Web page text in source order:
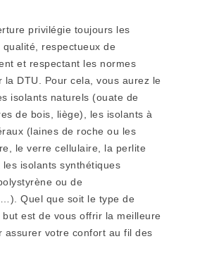
privilégie toujours les
qualité, respectueux de
et respectant les normes
la DTU. Pour cela, vous aurez le
isolants naturels (ouate de
de bois, liège), les isolants à
(laines de roche ou les
le verre cellulaire, la perlite
isolants synthétiques
ou de
Quel que soit le type de
est de vous offrir la meilleure
assurer votre confort au fil des